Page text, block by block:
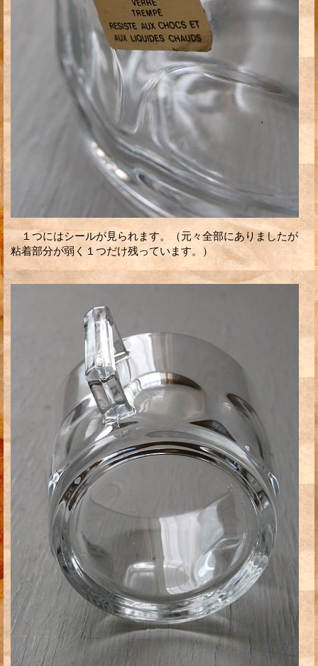
１つにはシールが見られます。（元々全部にありましたが
粘着部分が弱く１つだけ残っています。）